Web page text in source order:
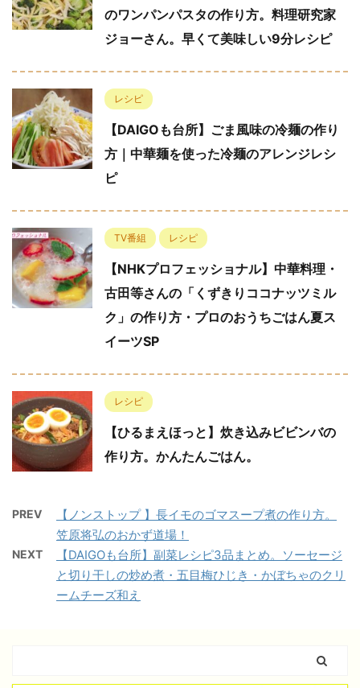
のワンパンパスタの作り方。料理研究家
ジョーさん。早くて美味しい9分レシピ
レシピ
【DAIGOも台所】ごま風味の冷麺の作り
方｜中華麺を使った冷麺のアレンジレシ
ピ
TV番組 レシピ
【NHKプロフェッショナル】中華料理・
古田等さんの「くずきりココナッツミル
ク」の作り方・プロのおうちごはん夏ス
イーツSP
レシピ
【ひるまえほっと】炊き込みビビンバの
作り方。かんたんごはん。
PREV
【ノンストップ 】長イモのゴマスープ煮の作り方。
笠原将弘のおかず道場！
NEXT
【DAIGOも台所】副菜レシピ3品まとめ。ソーセージ
と切り干しの炒め煮・五目梅ひじき・かぼちゃのクリ
ームチーズ和え